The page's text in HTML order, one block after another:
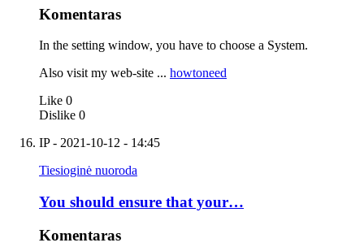
Komentaras
In the setting window, you have to choose a System.
Also visit my web-site ... howtoneed
Like 0
Dislike 0
IP- 2021-10-12 - 14:45
Tiesioginė nuoroda
You should ensure that your…
Komentaras